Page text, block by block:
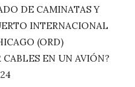
DE CAMINATAS Y
INTERNACIONAL
(ORD)
CABLES EN UN AVIÓN?